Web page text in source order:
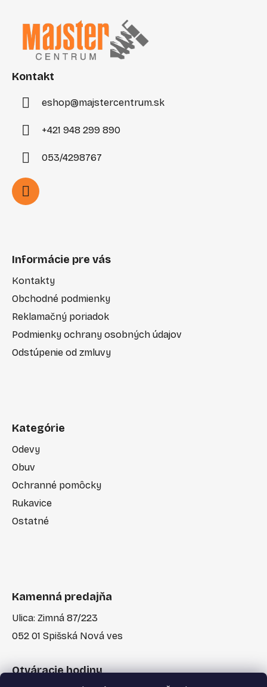
Kontakt
eshop@majstercentrum.sk
+421 948 299 890
053/4298767
Informácie pre vás
Kontakty
Obchodné podmienky
Reklamačný poriadok
Podmienky ochrany osobných údajov
Odstúpenie od zmluvy
Kategórie
Odevy
Obuv
Ochranné pomôcky
Rukavice
Ostatné
Kamenná predajňa
Ulica: Zimná 87/223
052 01 Spišská Nová ves
Otváracie hodiny